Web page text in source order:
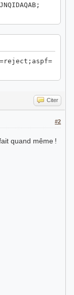
Citer
#2
quand même !